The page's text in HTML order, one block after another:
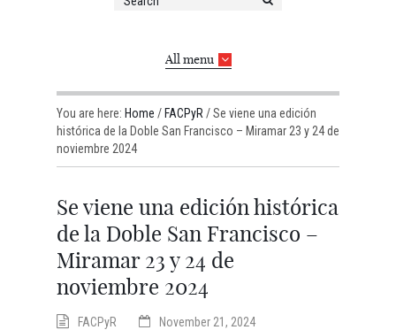
All menu
You are here: Home / FACPyR /Se viene una edición
histórica de la Doble San Francisco – Miramar 23 y 24 de
noviembre 2024
Se viene una edición histórica
de la Doble San Francisco –
Miramar 23 y 24 de
noviembre 2024
FACPyR
November 21, 2024